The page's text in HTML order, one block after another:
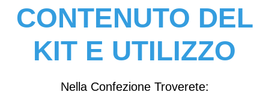
CONTENUTO DEL
KIT E UTILIZZO
Nella Confezione Troverete: